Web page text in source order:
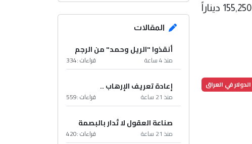
وارتفعت أسعار الدولار في محال الصيرفة بالأسواق المحلية في بغداد أيضاً، حيث بلغ سعر البيع 155,250 ديناراً
في العراق
المقالات
أنقذوا "الريل وحمد" من الرجم
منذ 4 ساعة قراءات :334
إعادة تعريف الإرهاب ..
منذ 21 ساعة قراءات :559
صناعة العقول لا تُدار بالبصمة
منذ 21 ساعة قراءات :420